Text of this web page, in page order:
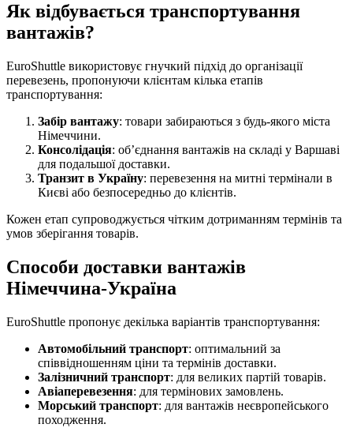
Як відбувається транспортування
вантажів?
EuroShuttle використовує гнучкий підхід до організації
перевезень, пропонуючи клієнтам кілька етапів
транспортування:
Забір вантажу: товари забираються з будь-якого міста
Німеччини.
Консолідація: об’єднання вантажів на складі у Варшаві
для подальшої доставки.
Транзит в Україну: перевезення на митні термінали в
Києві або безпосередньо до клієнтів.
Кожен етап супроводжується чітким дотриманням термінів та
умов зберігання товарів.
Способи доставки вантажів
Німеччина-Україна
EuroShuttle пропонує декілька варіантів транспортування:
Автомобільний транспорт: оптимальний за
співвідношенням ціни та термінів доставки.
Залізничний транспорт: для великих партій товарів.
Авіаперевезення: для термінових замовлень.
Морський транспорт: для вантажів неєвропейського
походження.